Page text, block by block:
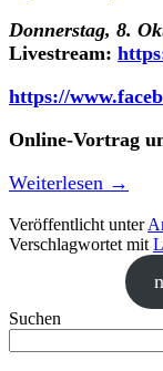
Donnerstag, 8.
Livestream:
https://
Online-Vortrag
Weiterlesen →
Veröffentlicht unter
Verschlagwortet mit
Suchen